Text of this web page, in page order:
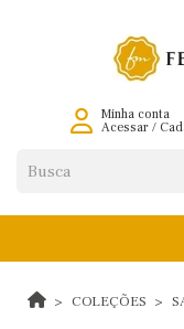
Minha conta
Acessar/
COLEÇÕES